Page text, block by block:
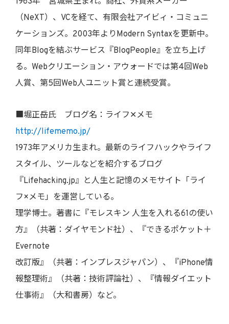
（NeXT）、VCを経て、有限会社アイビィ・コミュニ
ケーションズ。2003年よりModern Syntaxを更新中。
同年Blogを結ぶサービス『BlogPeople』を立ち上げ
る。Webクリエーション・アウォードでは第4回Web
人賞、第5回Web人ユニット賞と連続受賞。
■堀正岳氏 ブログ名：ライフ✕メモ
http://lifememo.jp/
1973年アメリカ生まれ。最新のライフハックやライフ
スタイル、ツールなどを紹介するブログ
『Lifehacking.jp』と人生と記憶のメモサイト「ライ
フ×メモ」を運営している。
理学博士。著書に『モレスキン 人生を入れる61の使い
方』（共著：ダイヤモンド社）、『できるポケット＋
Evernote
改訂版』（共著：インプレスジャパン）、『iPhone情
報整理術』（共著：技術評論社）、『情報ダイエット
仕事術』（大和書房）など。